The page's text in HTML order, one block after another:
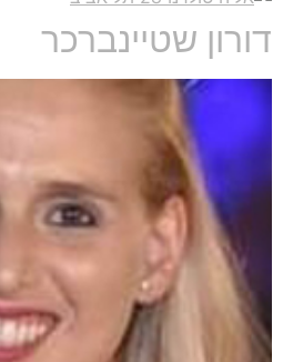
דורון שטיינברכר